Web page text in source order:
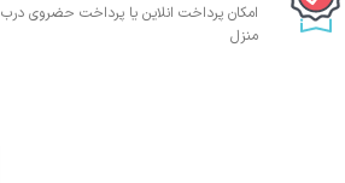
امکان پرداخت انلاین یا پرداخت حضروی درب
منزل